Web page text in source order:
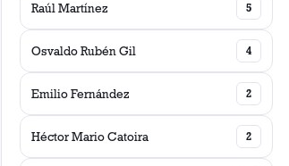
Raúl Martínez 5
Osvaldo Rubén Gil 4
Emilio Fernández 2
Héctor Mario Catoira 2